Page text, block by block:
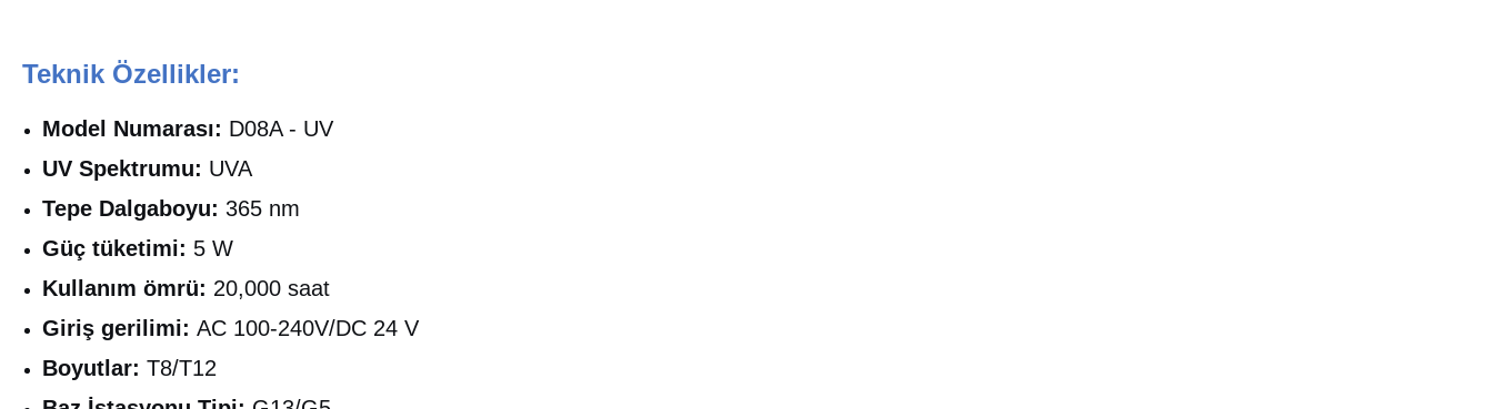
Teknik Özellikler:
Model Numarası: D08A - UV
UV Spektrumu: UVA
Tepe Dalgaboyu: 365 nm
Güç tüketimi: 5 W
Kullanım ömrü: 20,000 saat
Giriş gerilimi: AC 100-240V/DC 24 V
Boyutlar: T8/T12